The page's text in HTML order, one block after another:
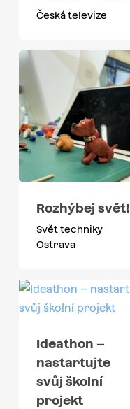
Česká televize
Rozhýbej svět!
Svět techniky
Ostrava
Ideathon –
nastartujte
svůj školní
projekt